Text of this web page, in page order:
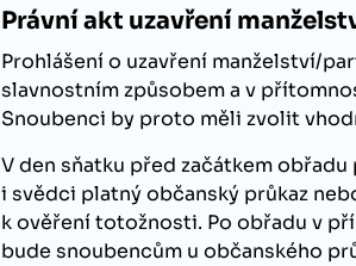
Právní akt uzavření
Prohlášení o uzavření manželství/
slavnostním způsobem a v
Snoubenci by proto měli zvolit
V den sňatku před začátkem
i svědci platný občanský průkaz
k ověření totožnosti. Po obřadu v
bude snoubencům u občanského